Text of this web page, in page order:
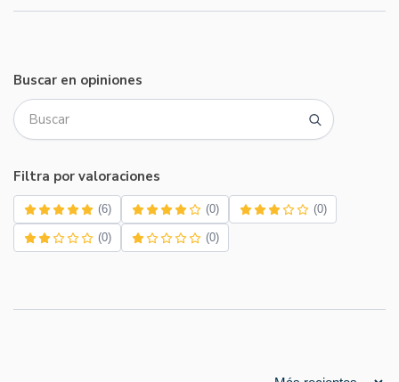
Buscar en opiniones
Filtra por valoraciones
(6) (0) (0)
(0) (0)